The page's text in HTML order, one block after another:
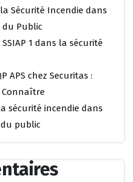
Sécurité Incendie dans
du Public
1 dans la sécurité
APS chez Securitas :
sécurité incendie dans
public